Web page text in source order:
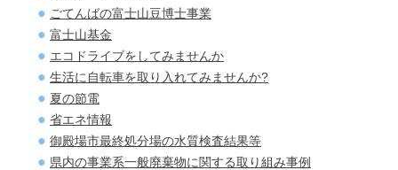
ごてんばの富士山豆博士事業
富士山基金
エコドライブをしてみませんか
生活に自転車を取り入れてみませんか?
夏の節電
省エネ情報
御殿場市最終処分場の水質検査結果等
県内の事業系一般廃棄物に関する取り組み事例